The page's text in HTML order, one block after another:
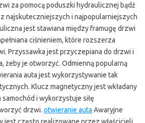
za pomocą poduszki hydraulicznej bądź
najskuteczniejszych i najpopularniejszych
jest stawiana między framugę drzwi
ciśnieniem, które rozszerza
Przyssawka jest przyczepiana do drzwi i
żeby je otworzyć. Odmienną popularną
auta jest wykorzystywanie tak
Klucz magnetyczny jest wkładany
i wykorzystuje siłę
drzwi. otwieranie auta Awaryjne